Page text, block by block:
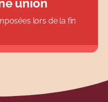
union
lors de la fin